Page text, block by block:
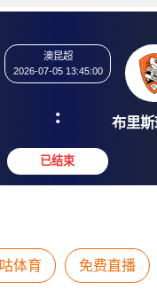
2026-07-05 13:45:00
:
体育 免费直播